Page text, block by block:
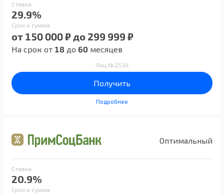
Ставка
29.9%
Срок и сумма
от 150 000 ₽ до 299 999 ₽
На срок от 18 до 60 месяцев
Лиц №2534
Получить
Подробнее
Оптимальный
Ставка
20.9%
Срок и сумма